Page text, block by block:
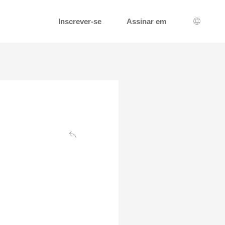
Inscrever-se Assinar em
Voltar